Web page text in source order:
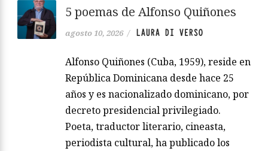
5 poemas de Alfonso Quiñones
agosto 10, 2026 / LAURA DI VERSO
Alfonso Quiñones (Cuba, 1959), reside en
República Dominicana desde hace 25
años y es nacionalizado dominicano, por
decreto presidencial privilegiado.
Poeta, traductor literario, cineasta,
periodista cultural, ha publicado los